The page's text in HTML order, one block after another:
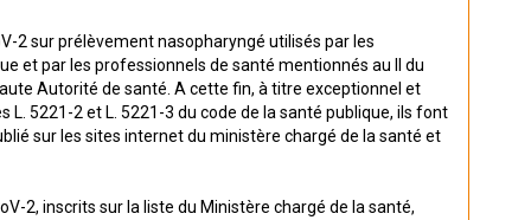
2 sur prélèvement nasopharyngé utilisés par les
et par les professionnels de santé mentionnés au II du
Autorité de santé. A cette fin, à titre exceptionnel et
5221-2 et L. 5221-3 du code de la santé publique, ils font
sur les sites internet du ministère chargé de la santé et
2, inscrits sur la liste du Ministère chargé de la santé,